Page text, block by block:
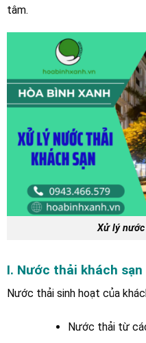
tâm.
Xử lý
I. Nước thải khách
Nước thải sinh hoạt của
Nước thải từ